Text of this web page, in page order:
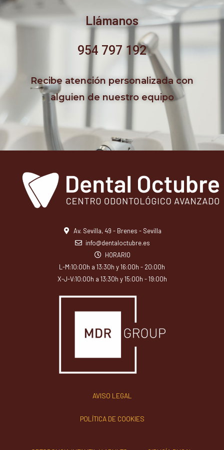
Llámanos
954 797 192
Recibe atención personalizada con
alguien de nuestro equipo
Av. Sevilla, 49 - Brenes - Sevilla
info@dentaloctubre.es
HORARIO
L-M:10:00h a 13:30h y 16:00h - 20:00h
X-J-V:10:00h a 13:30h y 15:00h - 19:00h
AVISO LEGAL
POLÍTICA DE COOKIES